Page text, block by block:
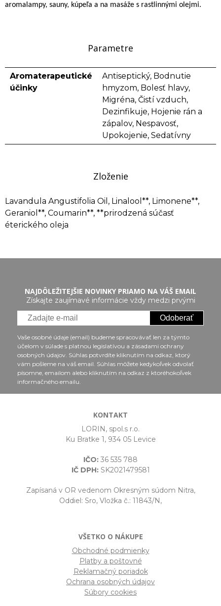
aromalampy, sauny, kúpeľa a na masáže s rastlinnými olejmi.
Parametre
Aromaterapeutické
účinky
Antiseptický, Bodnutie
hmyzom, Bolesť hlavy,
Migréna, Čistí vzduch,
Dezinfikuje, Hojenie rán a
zápalov, Nespavosť,
Upokojenie, Sedatívny
Zloženie
Lavandula Angustifolia Oil, Linalool**, Limonene**,
Geraniol**, Coumarin**, **prirodzená súčasť
éterického oleja
NAJDÔLEŽITEJŠIE NOVINKY PRIAMO NA VÁŠ EMAIL
Získajte zaujímavé informácie vždy medzi prvými
Odoberať
Vaše osobné údaje (email) budeme spracovávať len za týmto
účelom v súlade s platnou legislatívou a zásadami ochrany
osobných údajov. Súhlas potvrdíte kliknutím na odkaz, ktorý
vám pošleme na váš email. Súhlas môžete kedykoľvek odvolať
písomne, emailom alebo kliknutím na odkaz z ktoréhokoľvek
informačného emailu.
KONTAKT
LORIN, spol.s r.o.
Ku Bratke 1, 934 05 Levice
IČO: 36 535 788
IČ DPH:SK2021479581
Zapísaná v OR vedenom Okresným súdom Nitra,
Oddiel: Sro, Vložka č.: 11843/N,
VŠETKO O NÁKUPE
Obchodné podmienky
Platby a poštovné
Reklamačný poriadok
Ochrana osobných údajov
Súbory cookies